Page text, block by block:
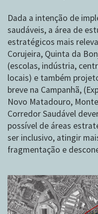
Dada a intenção de
saudáveis, a área de
estratégicos mais
Corujeira, Quinta da
(escolas, indústria,
locais) e também
breve na Campanhã,
Novo Matadouro,
Corredor Saudável
possível de áreas
ser inclusivo, atingir
fragmentação e